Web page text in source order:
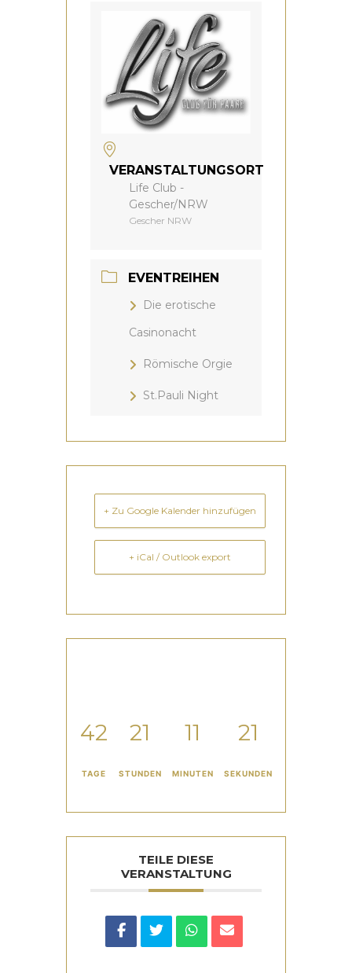
VERANSTALTUNGSORT
Life Club -
Gescher/NRW
Gescher NRW
EVENTREIHEN
Die erotische
Casinonacht
Römische Orgie
St.Pauli Night
+ Zu Google Kalender hinzufügen
+ iCal / Outlook export
42
TAGE
21
STUNDEN
11
MINUTEN
20
SEKUNDEN
TEILE DIESE
VERANSTALTUNG